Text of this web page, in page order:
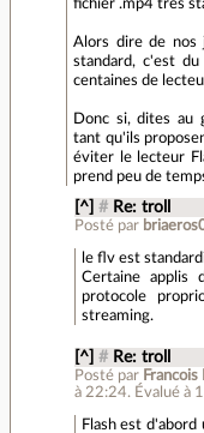
fichier .mp4 très
Alors dire de nos
standard, c'est
centaines de
Donc si, dites au
tant qu'ils
éviter le lecteur
prend peu de
[^] # Re: troll
Posté par
le flv est
Certaine applis
protocole
streaming.
[^] # Re: troll
Posté par Francois
à 22:24. Évalué à 1
Flash est